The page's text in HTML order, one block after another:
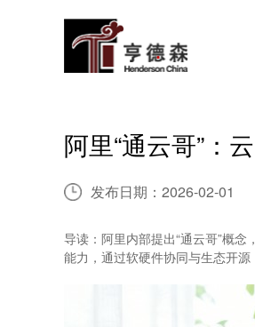
阿里“通云哥”：
发布日期： 2026-02-01
导读：阿里内部提出“通云哥”概
能力，通过软硬件协同与生态开源